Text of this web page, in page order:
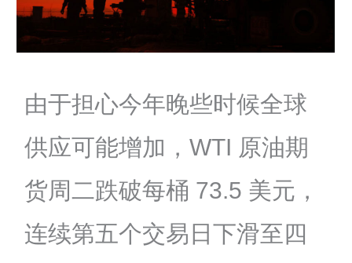
由于担心今年晚些时候全球
供应可能增加，WTI 原油期
货周二跌破每桶 73.5 美元，
连续第五个交易日下滑至四